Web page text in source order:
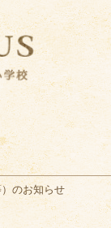
のお知らせ